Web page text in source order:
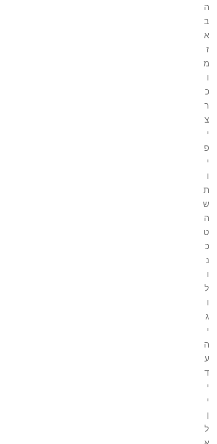
ה
ב
א
ז
מ
ו
כ
ר
צ
י
פ
י
ו
ת
ש
ה
ט
כ
נ
ו
ל
ו
ג
י
ה
ע
ד
י
י
ן
ל